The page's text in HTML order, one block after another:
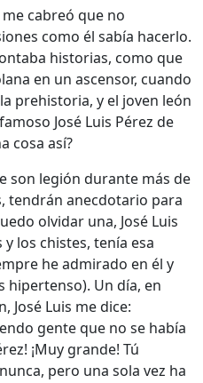
cabreó que no
como él sabía hacerlo.
historias, como que
en un ascensor, cuando
prehistoria, y el joven león
José Luis Pérez de
cosa así?
son legión durante más de
tendrán anecdotario para
olvidar una, José Luis
los chistes, tenía esa
he admirado en él y
hipertenso). Un día, en
José Luis me dice:
gente que no se había
¡Muy grande! Tú
pero una sola vez ha